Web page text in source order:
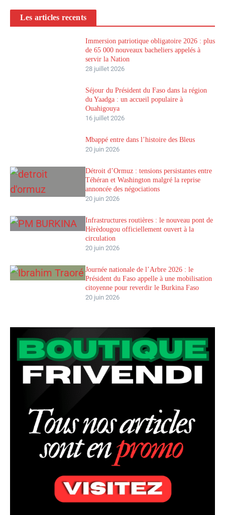
Les articles recents
Immersion patriotique obligatoire 2026 : plus
de 65 000 nouveaux bacheliers appelés à
servir la Nation
28 juillet 2026
Séjour du Président du Faso dans la région
du Yaadga : un accueil populaire à
Ouahigouya
16 juillet 2026
Mbappé entre dans l’histoire des Bleus
20 juin 2026
Détroit d’Ormuz : tensions persistantes entre
Téhéran et Washington malgré la reprise
annoncée des négociations
20 juin 2026
Infrastructures routières : le nouveau pont de
Hèrèdougou officiellement ouvert à la
circulation
20 juin 2026
Journée nationale de l’Arbre 2026 : le
Président du Faso appelle à une mobilisation
citoyenne pour reverdir le Burkina Faso
20 juin 2026